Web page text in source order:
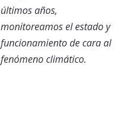
últimos años,
monitoreamos el estado y
funcionamiento de cara al
fenómeno climático.